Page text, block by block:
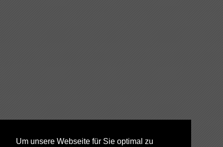
Um unsere Webseite für Sie optimal zu